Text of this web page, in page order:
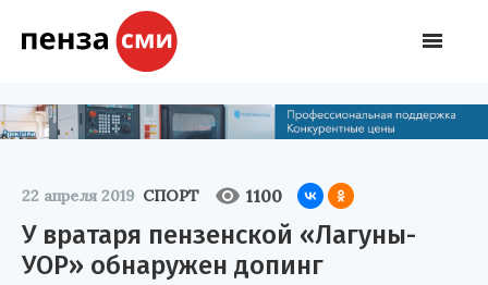
22 апреля 2019 СПОРТ 1100
У вратаря пензенской «Лагуны-
УОР» обнаружен допинг